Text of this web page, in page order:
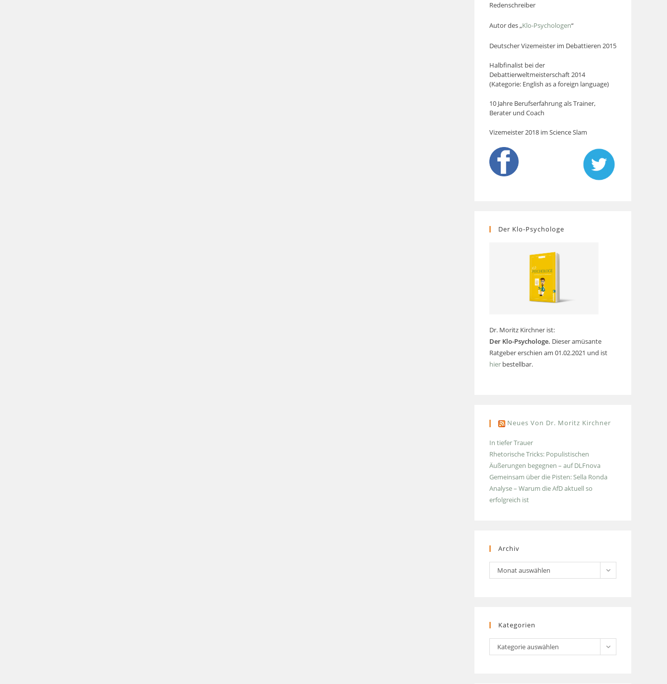
Redenschreiber
Autor des „Klo-Psychologen“
Deutscher Vizemeister im Debattieren 2015
Halbfinalist bei der
Debattierweltmeisterschaft 2014
(Kategorie: English as a foreign language)
10 Jahre Berufserfahrung als Trainer,
Berater und Coach
Vizemeister 2018 im Science Slam
Der Klo-Psychologe
Dr. Moritz Kirchner ist:
Der Klo-Psychologe. Dieser amüsante
Ratgeber erschien am 01.02.2021 und ist
hier bestellbar.
Neues Von Dr. Moritz Kirchner
In tiefer Trauer
Rhetorische Tricks: Populistischen
Äußerungen begegnen – auf DLFnova
Gemeinsam über die Pisten: Sella Ronda
Analyse – Warum die AfD aktuell so
erfolgreich ist
Archiv
Archiv
Monat auswählen
Kategorien
Kategorien
Kategorie auswählen